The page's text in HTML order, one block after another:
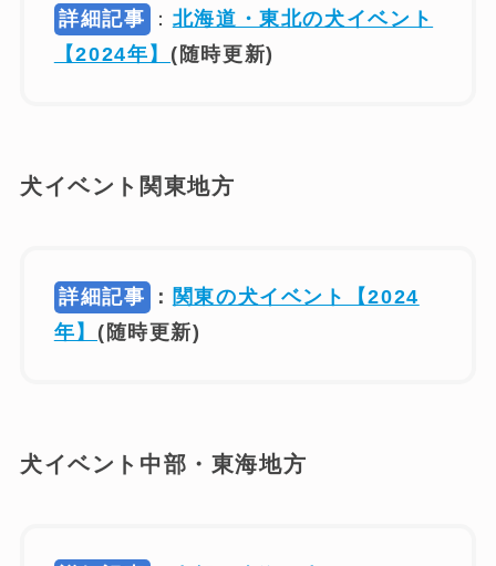
詳細記事 ： 北海道・東北の犬イベント
【2024年】 (随時更新)
犬イベント関東地方
詳細記事 ： 関東の犬イベント【2024
年】 (随時更新)
犬イベント中部・東海地方